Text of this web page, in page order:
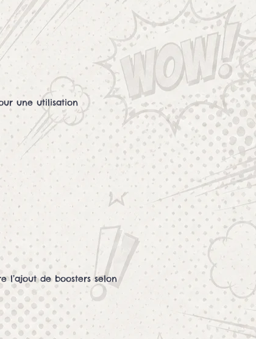
une utilisation
l’ajout de boosters selon